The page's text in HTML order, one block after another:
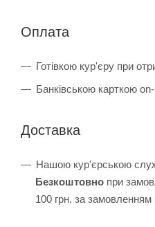
Оплата
Готівкою кур'єру при
Банківською карткою
Доставка
Нашою кур'єрською
Безкоштовно при
100 грн. за